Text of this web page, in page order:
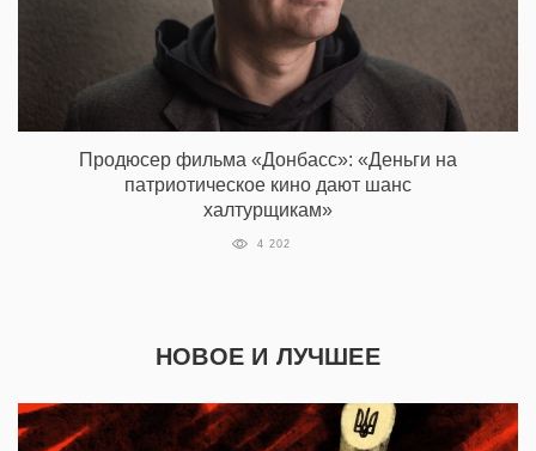
Продюсер фильма «Донбасс»: «Деньги на
патриотическое кино дают шанс
халтурщикам»
4 202
НОВОЕ И ЛУЧШЕЕ